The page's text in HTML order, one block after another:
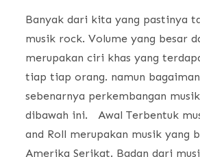
Banyak dari kita yang pastinya
musik rock. Volume yang besar
merupakan ciri khas yang
tiap tiap orang. namun
sebenarnya perkembangan
dibawah ini. Awal Terbentuk
and Roll merupakan musik yang
Amerika Serikat. Badan dari